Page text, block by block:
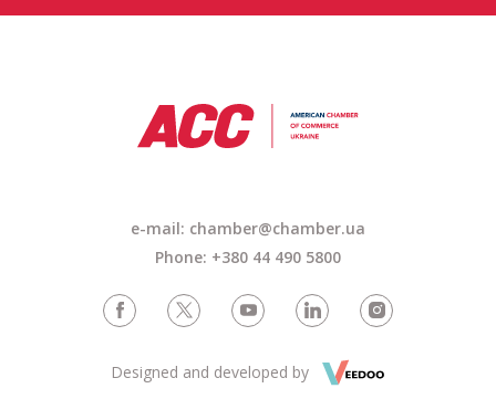
e-mail: chamber@chamber.ua
Phone: +380 44 490 5800
Designed and developed by